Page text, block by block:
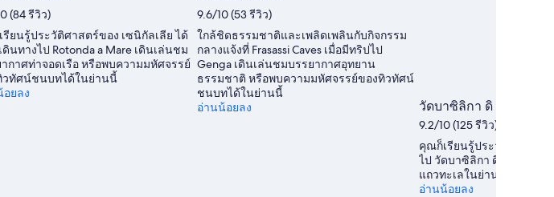
(84 รีวิว)
ยนรู้ประวัติศาสตร์ของ เซนิกัลเลีย ได้
ดินทางไป Rotonda a Mare เดินเล่นชม
กาศท่าจอดเรือ หรือพบความมหัศจรรย์
วทัศน์ชนบทได้ในย่านนี้
ยลง
9.6/10 (53 รีวิว)
ใกล้ชิดธรรมชาติและเพลิดเพลินกับกิจกรรม
กลางแจ้งที่ Frasassi Caves เมื่อมีทริปไป
Genga เดินเล่นชมบรรยากาศอุทยาน
ธรรมชาติ หรือพบความมหัศจรรย์ของทิวทัศน์
ชนบทได้ในย่านนี้
อ่านน้อยลง
วัดบาซิลิกา ดิ ลอเรโต
9.2/10 (125 รีวิว)
คุณก็เรียนรู้ประวัติศาสตร์ข
ไป วัดบาซิลิกา ดิ ลอเรโต
แถวทะเลในย่านที่น่าผ่อนค
อ่านน้อยลง